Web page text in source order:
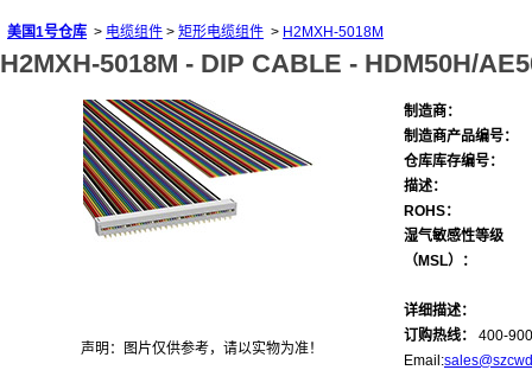
美国1号仓库 > 电缆组件 > 矩形电缆组件 > H2MXH-5018M
H2MXH-5018M - DIP CABLE - HDM50H/
声明：图片仅供参考，请以实物为准！
制造商：
制造商产品编号：
仓库库存编号：
描述：
ROHS：
湿气敏感性等级
（MSL）：
详细描述：
订购热线：
400-
Email: